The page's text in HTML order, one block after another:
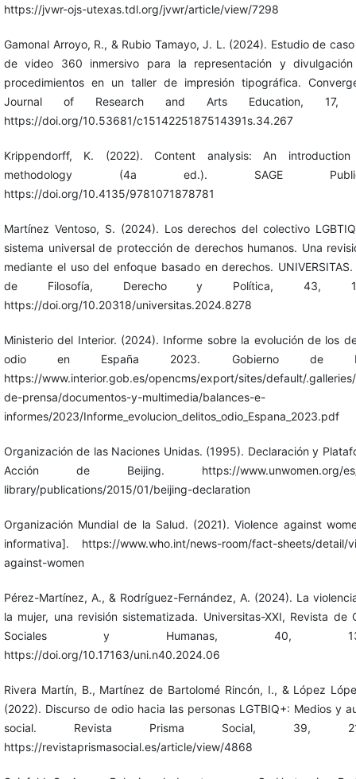
https://jvwr-ojs-utexas.tdl.org/jvwr/article/view/7298
Gamonal Arroyo, R., & Rubio Tamayo, J. L. (2024). Estudio de
de video 360 inmersivo para la representación y
procedimientos en un taller de impresión tipográfica.
Journal of Research and Arts Education, 17,
https://doi.org/10.53681/c1514225187514391s.34.267
Krippendorff, K. (2022). Content analysis: An
methodology (4a ed.). SAGE
https://doi.org/10.4135/9781071878781
Martínez Ventoso, S. (2024). Los derechos del colectivo
sistema universal de protección de derechos humanos. Una
mediante el uso del enfoque basado en derechos. UNIVERSITAS.
de Filosofía, Derecho y Política, 43,
https://doi.org/10.20318/universitas.2024.8278
Ministerio del Interior. (2024). Informe sobre la evolución de los
odio en España 2023. Gobierno de
https://www.interior.gob.es/opencms/export/sites/default/
de-prensa/documentos-y-multimedia/balances-e-
informes/2023/Informe_evolucion_delitos_odio_Espana_2023.pdf
Organización de las Naciones Unidas. (1995). Declaración y
Acción de Beijing. https://www.unwomen.org/es/
library/publications/2015/01/beijing-declaration
Organización Mundial de la Salud. (2021). Violence against
informativa]. https://www.who.int/news-room/fact-sheets/detail/
against-women
Pérez-Martínez, A., & Rodríguez-Fernández, A. (2024). La
la mujer, una revisión sistematizada. Universitas-XXI, Revista de
Sociales y Humanas, 40, 139-
https://doi.org/10.17163/uni.n40.2024.06
Rivera Martín, B., Martínez de Bartolomé Rincón, I., & López
(2022). Discurso de odio hacia las personas LGTBIQ+: Medios y
social. Revista Prisma Social, 39,
https://revistaprismasocial.es/article/view/4868